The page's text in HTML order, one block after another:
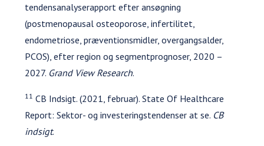
tendensanalyserapport efter ansøgning
(postmenopausal osteoporose, infertilitet,
endometriose, præventionsmidler, overgangsalder,
PCOS), efter region og segmentprognoser, 2020 –
2027. Grand View Research.
11 CB Indsigt. (2021, februar). State Of Healthcare
Report: Sektor- og investeringstendenser at se. CB
indsigt.